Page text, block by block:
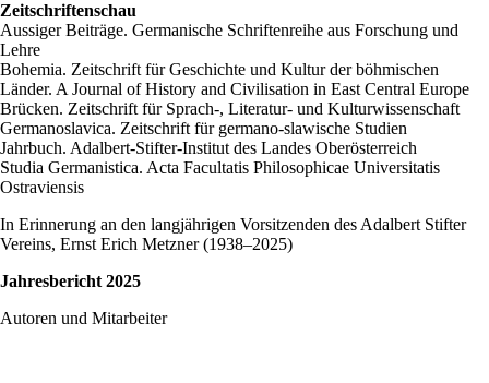
Zeitschriftenschau
Aussiger Beiträge. Germanische Schriftenreihe aus Forschung und
Lehre
Bohemia. Zeitschrift für Geschichte und Kultur der böhmischen
Länder. A Journal of History and Civilisation in East Central Europe
Brücken. Zeitschrift für Sprach-, Literatur- und Kulturwissenschaft
Germanoslavica. Zeitschrift für germano-slawische Studien
Jahrbuch. Adalbert-Stifter-Institut des Landes Oberösterreich
Studia Germanistica. Acta Facultatis Philosophicae Universitatis
Ostraviensis
In Erinnerung an den langjährigen Vorsitzenden des Adalbert Stifter
Vereins, Ernst Erich Metzner (1938–2025)
Jahresbericht 2025
Autoren und Mitarbeiter